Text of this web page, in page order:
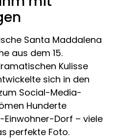
Santa Maddalena
aus dem 15.
Kulisse
sich in den
Social-Media-
Hunderte
Einwohner-Dorf – viele
perfekte Foto.